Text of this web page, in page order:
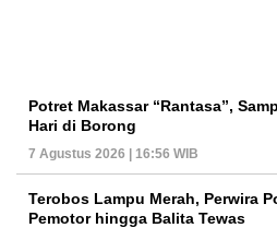
Potret Makassar “Rantasa”,
Hari di Borong
7 Agustus 2026 | 16:56 WIB
Terobos Lampu Merah, Perwira
Pemotor hingga Balita Tewas